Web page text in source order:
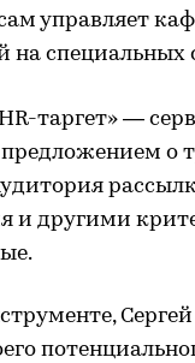
управляет
на специальных
таргет» —
о
и другими